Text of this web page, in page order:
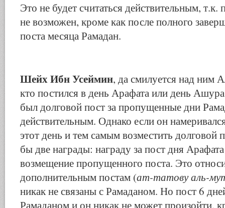
Это не будет считаться действительным,
не возможен, кроме как после полного
поста месяца Рамадан.
Шейх Ибн Усеймин, да смилуется над ним
кто постился в день Арафата или день
был долговой пост за пропущенные дни
действительным. Однако если он
этот день и тем самым возместить долговой
бы две награды: награду за пост дня
возмещение пропущенного поста. Это
дополнительным постам (ат-татову аль-
никак не связаны с Рамаданом. Но пост 6
Рамаданом и он никак не может произойти,